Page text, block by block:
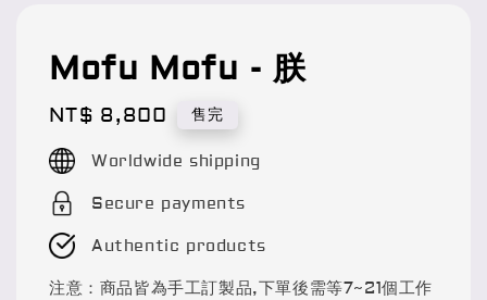
Mofu Mofu - 朕
Regular
price
NT$ 8,800 售完
Worldwide shipping
Secure payments
Authentic products
注意：商品皆為手工訂製品,下單後需等7~21個工作